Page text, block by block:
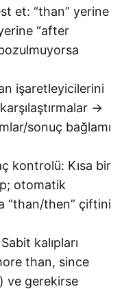
et: “than” yerine
“after
işaretleyicilerini
→
sonuç bağlamı
kontrolü: Kısa bir
otomatik
“than/then” çiftini
kalıpları
than, since
ve gerekirse